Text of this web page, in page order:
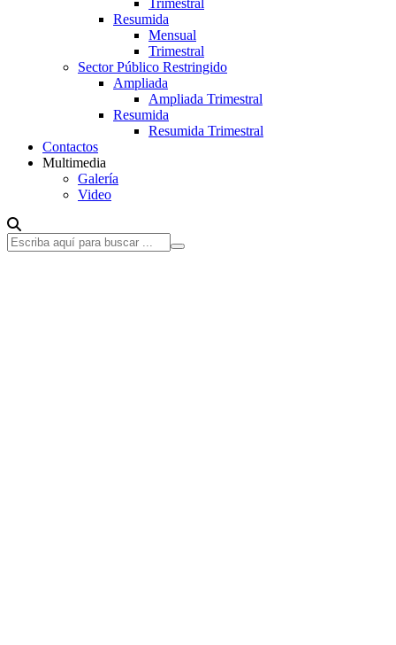
Trimestral
Resumida
Mensual
Trimestral
Sector Público Restringido
Ampliada
Ampliada Trimestral
Resumida
Resumida Trimestral
Contactos
Multimedia
Galería
Video